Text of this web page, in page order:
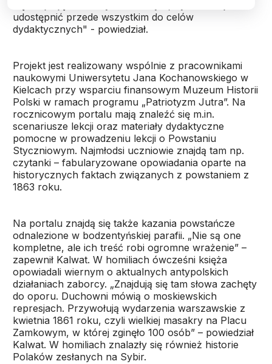
udostępnić przede wszystkim do celów
dydaktycznych" - powiedział.
Projekt jest realizowany wspólnie z pracownikami
naukowymi Uniwersytetu Jana Kochanowskiego w
Kielcach przy wsparciu finansowym Muzeum Historii
Polski w ramach programu „Patriotyzm Jutra”. Na
rocznicowym portalu mają znaleźć się m.in.
scenariusze lekcji oraz materiały dydaktyczne
pomocne w prowadzeniu lekcji o Powstaniu
Styczniowym. Najmłodsi uczniowie znajdą tam np.
czytanki – fabularyzowane opowiadania oparte na
historycznych faktach związanych z powstaniem z
1863 roku.
Na portalu znajdą się także kazania powstańcze
odnalezione w bodzentyńskiej parafii. „Nie są one
kompletne, ale ich treść robi ogromne wrażenie” –
zapewnił Kalwat. W homiliach ówcześni księża
opowiadali wiernym o aktualnych antypolskich
działaniach zaborcy. „Znajdują się tam słowa zachęty
do oporu. Duchowni mówią o moskiewskich
represjach. Przywołują wydarzenia warszawskie z
kwietnia 1861 roku, czyli wielkiej masakry na Placu
Zamkowym, w której zginęło 100 osób” – powiedział
Kalwat. W homiliach znalazły się również historie
Polaków zesłanych na Sybir.